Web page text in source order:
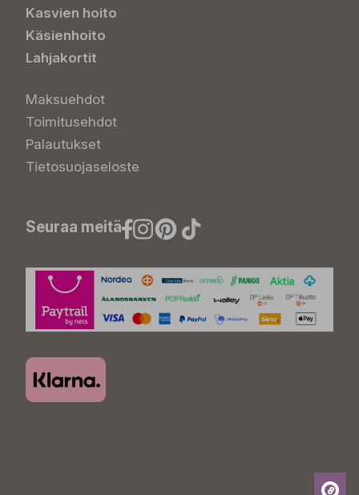
Kasvien hoito
Käsienhoito
Lahjakortit
Maksuehdot
Toimitusehdot
Palautukset
Tietosuojaseloste
Seuraa meitä